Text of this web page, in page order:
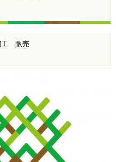
工 販売